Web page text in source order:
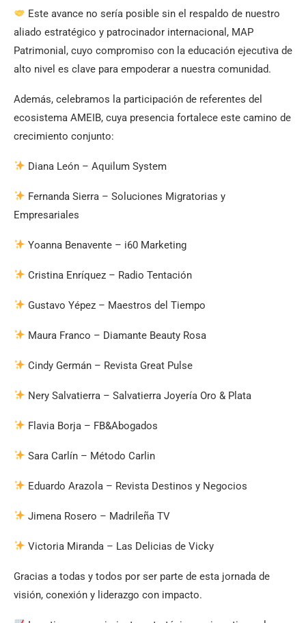
Este avance no sería posible sin el respaldo de nuestro
aliado estratégico y patrocinador internacional, MAP
Patrimonial, cuyo compromiso con la educación ejecutiva de
alto nivel es clave para empoderar a nuestra comunidad.
Además, celebramos la participación de referentes del
ecosistema AMEIB, cuya presencia fortalece este camino de
crecimiento conjunto:
Diana León – Aquilum System
Fernanda Sierra – Soluciones Migratorias y
Empresariales
Yoanna Benavente – i60 Marketing
Cristina Enríquez – Radio Tentación
Gustavo Yépez – Maestros del Tiempo
Maura Franco – Diamante Beauty Rosa
Cindy Germán – Revista Great Pulse
Nery Salvatierra – Salvatierra Joyería Oro & Plata
Flavia Borja – FB&Abogados
Sara Carlín – Método Carlin
Eduardo Arazola – Revista Destinos y Negocios
Jimena Rosero – Madrileña TV
Victoria Miranda – Las Delicias de Vicky
Gracias a todas y todos por ser parte de esta jornada de
visión, conexión y liderazgo con impacto.